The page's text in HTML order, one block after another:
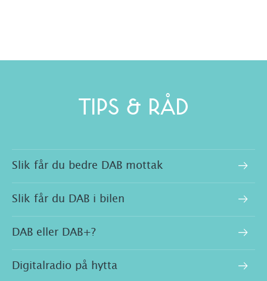
TIPS & RÅD
Slik får du bedre DAB mottak
Slik får du DAB i bilen
DAB eller DAB+?
Digitalradio på hytta